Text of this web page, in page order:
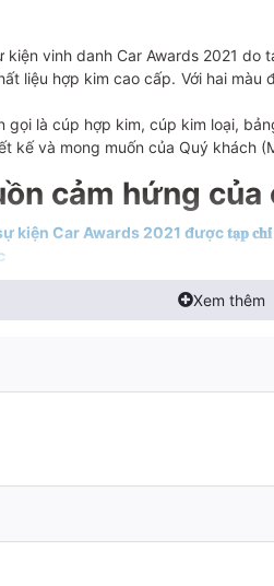
vinh danh Car Awards 2021 do
liệu hợp kim cao cấp. Với hai
là cúp hợp kim, cúp kim loại,
kế và mong muốn của Quý khách
cảm hứng của
Car Awards 2021 được 𝐭𝐚̣𝐩 𝐜𝐡𝐢́
kim - cúp kimXem thêm